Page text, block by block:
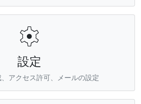

設定
アクセス許可、メールの設定